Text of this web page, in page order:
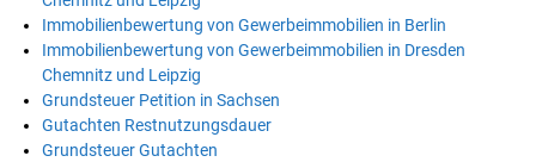
Immobilienbewertung von Gewerbeimmobilien in Berlin
Immobilienbewertung von Gewerbeimmobilien in Dresden
Chemnitz und Leipzig
Grundsteuer Petition in Sachsen
Gutachten Restnutzungsdauer
Grundsteuer Gutachten